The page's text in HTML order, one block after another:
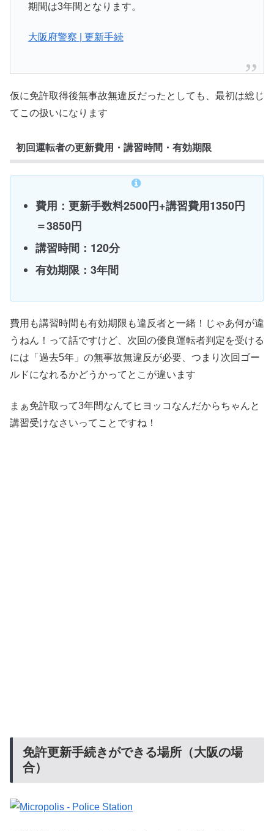
期間は3年間となります。
大阪府警察 | 更新手続
仮に免許取得後無事故無違反だったとしても、最初は総じ
てこの扱いになります
初回運転者の更新費用・講習時間・有効期限
費用：更新手数料2500円+講習費用1350円
＝3850円
講習時間：120分
有効期限：3年間
費用も講習時間も有効期限も違反者と一緒！じゃあ何が違
うねん！って話ですけど、次回の優良運転者判定を受ける
には「過去5年」の無事故無違反が必要、つまり次回ゴー
ルドになれるかどうかってとこが違います
まぁ免許取って3年間なんてヒヨッコなんだからちゃんと
講習受けなさいってことですね！
免許更新手続きができる場所（大阪の場
合）